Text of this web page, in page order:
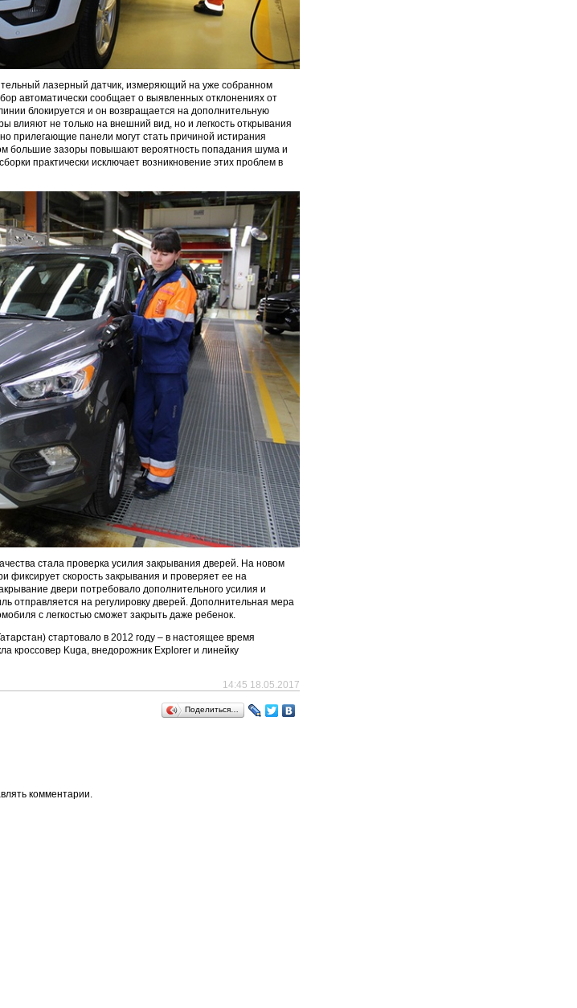
лазерный датчик, измеряющий на уже собранном
автоматически сообщает о выявленных отклонениях от
блокируется и он возвращается на дополнительную
влияют не только на внешний вид, но и легкость открывания
прилегающие панели могут стать причиной истирания
большие зазоры повышают вероятность попадания шума и
практически исключает возникновение этих проблем в
стала проверка усилия закрывания дверей. На новом
фиксирует скорость закрывания и проверяет ее на
двери потребовало дополнительного усилия и
отправляется на регулировку дверей. Дополнительная мера
с легкостью сможет закрыть даже ребенок.
стартовало в 2012 году – в настоящее время
кроссовер Kuga, внедорожник Explorer и линейку
14:45 18.05.2017
Поделиться…
комментарии.